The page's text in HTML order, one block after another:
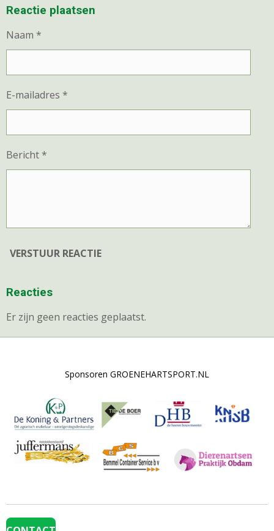
E
L
R
E
Reactie plaatsen
Naam *
E-mailadres *
Bericht *
VERSTUUR REACTIE
Reacties
Er zijn geen reacties geplaatst.
Sponsoren GROENEHARTSPORT.NL